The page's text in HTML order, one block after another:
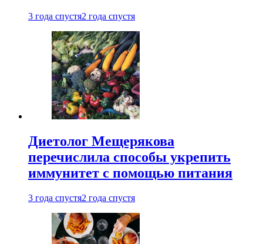
3 года спустя2 года спустя
Диетолог Мещерякова
перечислила способы укрепить
иммунитет с помощью питания
3 года спустя2 года спустя